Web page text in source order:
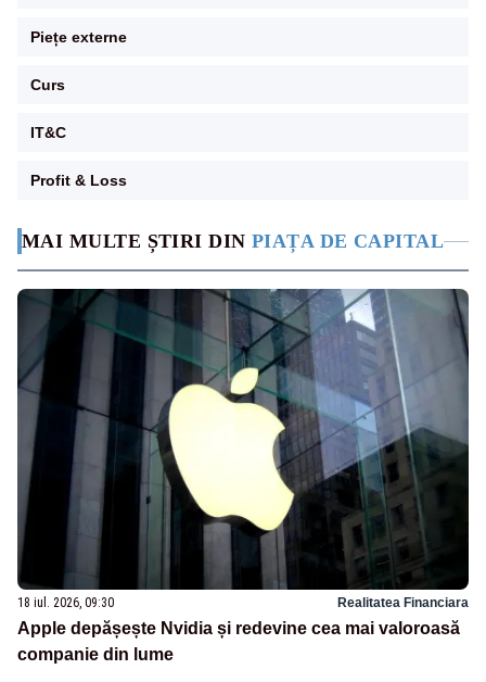
MAI MULTE ȘTIRI DIN PIAȚA DE CAPITAL
18 iul. 2026, 09:30 Realitatea Financiara
Apple depășește Nvidia și redevine cea mai valoroasă
companie din lume
Piețe externe
Curs
IT&C
Profit & Loss